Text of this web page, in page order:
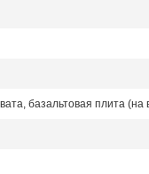
базальтовая плита (на